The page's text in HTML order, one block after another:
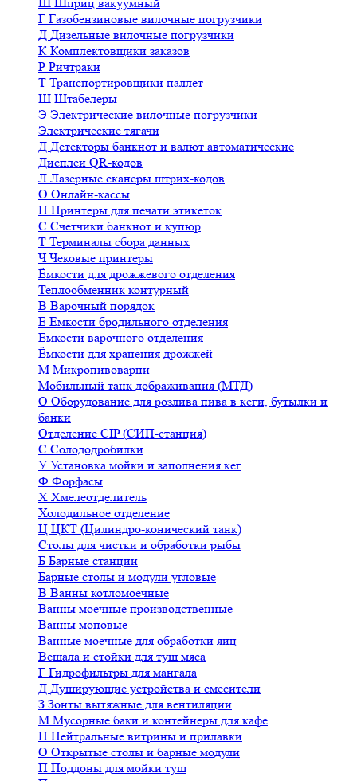
Г Газобензиновые вилочные погрузчики
Д Дизельные вилочные погрузчики
К Комплектовщики заказов
Р Ричтраки
Т Транспортировщики паллет
Ш Штабелеры
Э Электрические вилочные погрузчики
Электрические тягачи
Д Детекторы банкнот и валют автоматические
Дисплеи QR-кодов
Л Лазерные сканеры штрих-кодов
О Онлайн-кассы
П Принтеры для печати этикеток
С Счетчики банкнот и купюр
Т Терминалы сбора данных
ЧЧековые принтеры
Ёмкости для дрожжевого отделения
Теплообменник контурный
В Варочный порядок
Ё Ёмкости бродильного отделения
Ёмкости варочного отделения
Ёмкости для хранения дрожжей
М Микропивоварни
Мобильный танк дображивания (МТД)
О Оборудование для розлива пива в кеги, бутылки и
банки
Отделение CIP (СИП-станция)
С Солододробилки
У Установка мойки и заполнения кег
Ф Форфасы
Х Хмелеотделитель
Холодильное отделение
Ц ЦКТ (Цилиндро-конический танк)
Столы для чистки и обработки рыбы
Б Барные станции
Барные столы и модули угловые
В Ванны котломоечные
Ванны моечные производственные
Ванны моповые
Ванные моечные для обработки яиц
Вешала и стойки для туш мяса
Г Гидрофильтры для мангала
Д Душирующие устройства и смесители
З Зонты вытяжные для вентиляции
М Мусорные баки и контейнеры для кафе
Н Нейтральные витрины и прилавки
О Открытые столы и барные модули
П Поддоны для мойки туш